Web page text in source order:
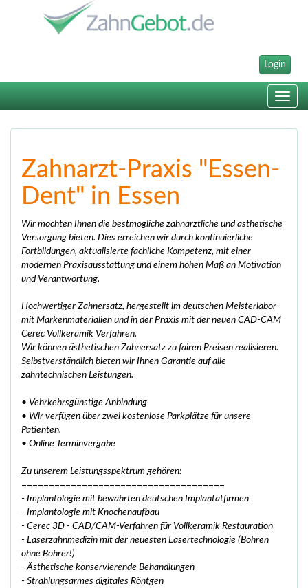
Login
Toggle
Zahnarzt-Praxis "Essen-
Dent" in Essen
Wir möchten Ihnen die bestmögliche zahnärztliche und ästhetische
Versorgung bieten. Dies erreichen wir durch kontinuierliche
Fortbildungen, aktualisierte fachliche Kompetenz, mit einer
modernen Praxisausstattung und einem hohen Maß an Motivation
und Verantwortung.
Hochwertiger Zahnersatz, hergestellt im deutschen Meisterlabor
mit Markenmaterialien und in der Praxis mit der neuen CAD-CAM
Cerec Vollkeramik Verfahren.
Wir können ästhetischen Zahnersatz zu fairen Preisen realisieren.
Selbstverständlich bieten wir Ihnen Garantie auf alle
zahntechnischen Leistungen.
• Vehrkehrsgünstige Anbindung
• Wir verfügen über zwei kostenlose Parkplätze für unsere
Patienten.
• Online Terminvergabe
Zu unserem Leistungsspektrum gehören:
=====================================
- Implantologie mit bewährten deutschen Implantatfirmen
- Implantologie mit Knochenaufbau
- Cerec 3D - CAD/CAM-Verfahren für Vollkeramik Restauration
- Laserzahnmedizin mit der neuesten Lasertechnologie (Bohren
ohne Bohrer!)
- Ästhetische konservierende Behandlungen
- Strahlungsarmes digitales Röntgen